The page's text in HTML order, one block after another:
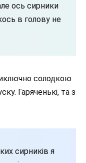
ось сирники
в голову не
солодкою
Гаряченькі, та з
сирників я